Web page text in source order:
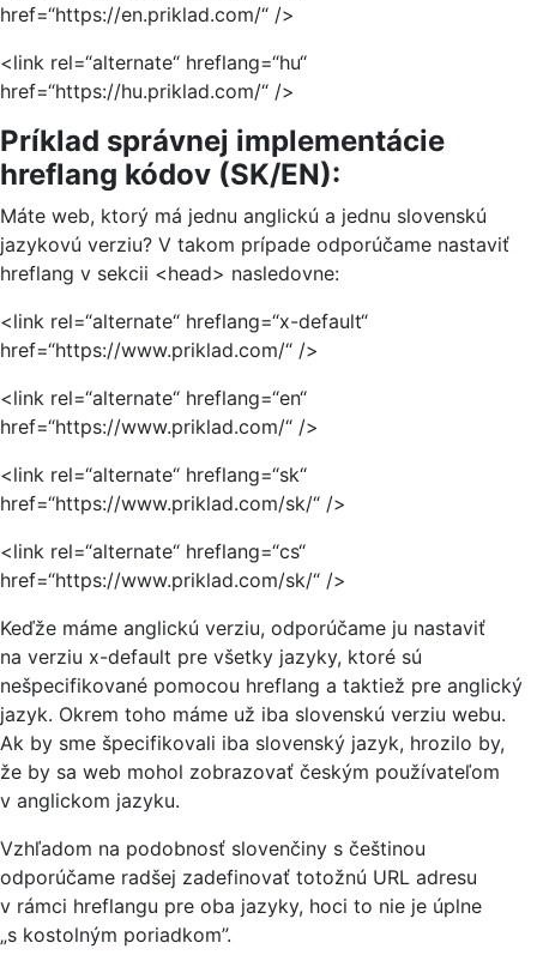
href=“https://en.priklad.com/“ />
<link rel=“alternate“ hreflang=“hu“
href=“https://hu.priklad.com/“ />
Príklad správnej implementácie
hreflang kódov (SK/EN):
Máte web, ktorý má jednu anglickú a jednu slovenskú
jazykovú verziu? V takom prípade odporúčame nastaviť
hreflang v sekcii <head> nasledovne:
<link rel=“alternate“ hreflang=“x-default“
href=“https://www.priklad.com/“ />
<link rel=“alternate“ hreflang=“en“
href=“https://www.priklad.com/“ />
<link rel=“alternate“ hreflang=“sk“
href=“https://www.priklad.com/sk/“ />
<link rel=“alternate“ hreflang=“cs“
href=“https://www.priklad.com/sk/“ />
Keďže máme anglickú verziu, odporúčame ju nastaviť
na verziu x-default pre všetky jazyky, ktoré sú
nešpecifikované pomocou hreflang a taktiež pre anglický
jazyk. Okrem toho máme už iba slovenskú verziu webu.
Ak by sme špecifikovali iba slovenský jazyk, hrozilo by,
že by sa web mohol zobrazovať českým používateľom
v anglickom jazyku.
Vzhľadom na podobnosť slovenčiny s češtinou
odporúčame radšej zadefinovať totožnú URL adresu
v rámci hreflangu pre oba jazyky, hoci to nie je úplne
„s kostolným poriadkom”.